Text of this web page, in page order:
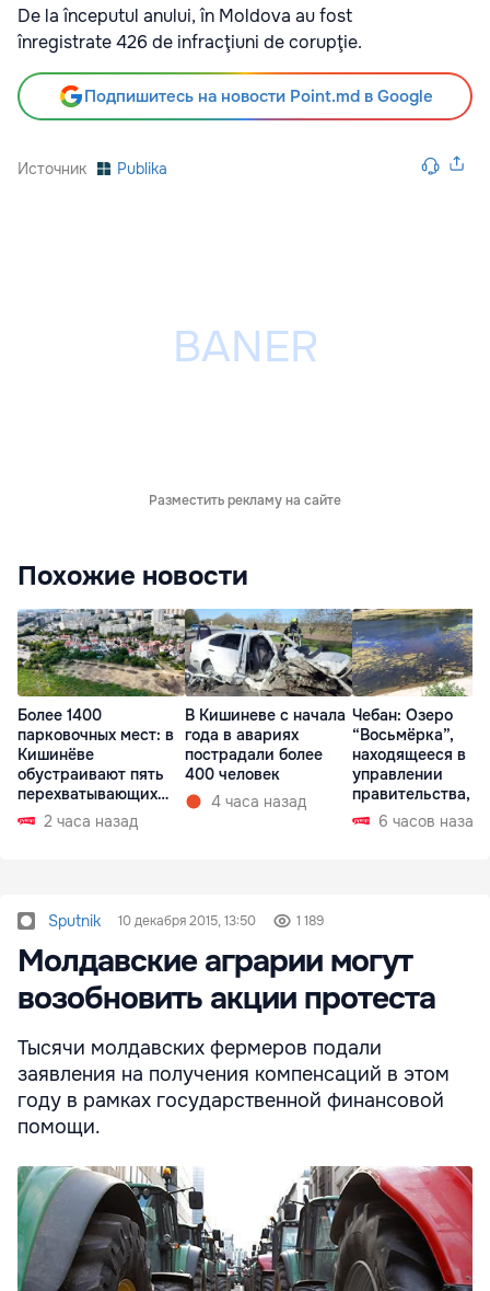
De la începutul anului, în Moldova au fost
înregistrate 426 de infracţiuni de corupţie.
Подпишитесь на новости Point.md в Google
Источник Publika
Разместить рекламу на сайте
Похожие новости
Более 1400
парковочных мест: в
Кишинёве
обустраивают пять
перехватывающих
парковок
2 часа назад
В Кишиневе с начала
года в авариях
пострадали более
400 человек
4 часа назад
Чебан: Озеро
“Восьмёрка”,
находящееся в
управлении
правительства, в
запустении
6 часов назад
Sputnik 10 декабря 2015, 13:50 1 189
Молдавские аграрии могут
возобновить акции протеста
Тысячи молдавских фермеров подали
заявления на получения компенсаций в этом
году в рамках государственной финансовой
помощи.